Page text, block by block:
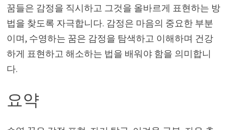
꿈들은 감정을 직시하고 그것을 올바르게 표현하는 방
법을 찾도록 자극합니다. 감정은 마음의 중요한 부분
이며, 수영하는 꿈은 감정을 탐색하고 이해하며 건강
하게 표현하고 해소하는 법을 배워야 함을 의미합니
다.
요약